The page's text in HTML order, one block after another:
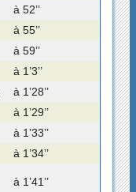
à 52’’
à 55’’
à 59’’
à 1’3’’
à 1’28’’
à 1’29’’
à 1’33’’
à 1’34’’
à 1’41’’